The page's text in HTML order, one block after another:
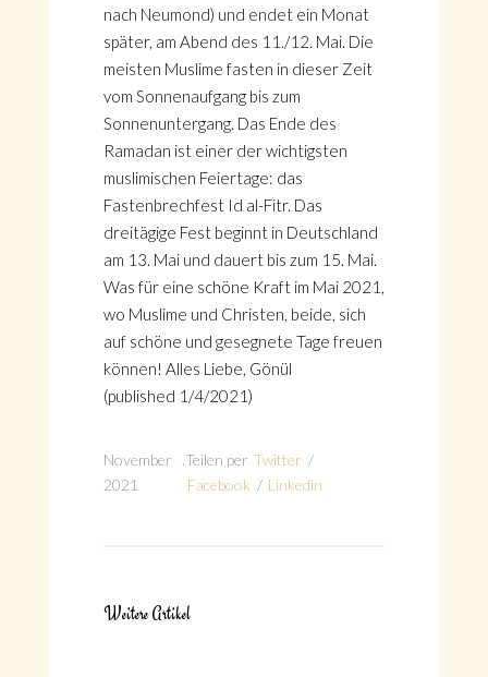
nach Neumond) und endet ein Monat
später, am Abend des 11./12. Mai. Die
meisten Muslime fasten in dieser Zeit
vom Sonnenaufgang bis zum
Sonnenuntergang. Das Ende des
Ramadan ist einer der wichtigsten
muslimischen Feiertage: das
Fastenbrechfest Id al-Fitr. Das
dreitägige Fest beginnt in Deutschland
am 13. Mai und dauert bis zum 15. Mai.
Was für eine schöne Kraft im Mai 2021,
wo Muslime und Christen, beide, sich
auf schöne und gesegnete Tage freuen
können! Alles Liebe, Gönül
(published 1/4/2021)
November
2021
Teilen per Twitter /
Facebook / Linkedin
Weitere Artikel